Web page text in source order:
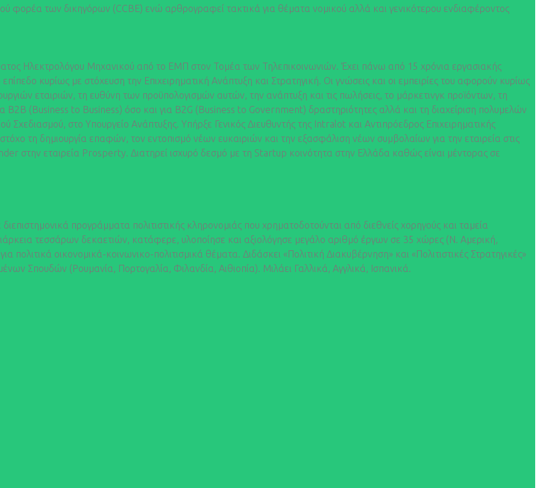
φορέα των δικηγόρων (CCBE) ενώ αρθρογραφεί τακτικά για θέματα νομικού αλλά και γενικότερου ενδιαφέροντος
Ηλεκτρολόγου Μηχανικού από το ΕΜΠ στον Τομέα των Τηλεπικοινωνιών. Έχει πάνω από 15 χρόνια εργασιακής
κυρίως με στόχευση την Επιχειρηματική Ανάπτυξη και Στρατηγική. Οι γνώσεις και οι εμπειρίες του αφορούν κυρίως
εταιριών, τη ευθύνη των προϋπολογισμών αυτών, την ανάπτυξη και τις πωλήσεις, το μάρκετινγκ προϊόντων, τη
(Business to Business) όσο και για B2G (Business to Government) δραστηριότητες αλλά και τη διαχείριση πολυμελών
στο Υπουργείο Ανάπτυξης. Υπήρξε Γενικός Διευθυντής της Intralot και Αντιπρόεδρος Επιχειρηματικής
τη δημιουργία επαφών, τον εντοπισμό νέων ευκαιριών και την εξασφάλιση νέων συμβολαίων για την εταιρεία στις
στην εταιρεία Prosperty. Διατηρεί ισχυρό δεσμό με τη Startup κοινότητα στην Ελλάδα καθώς είναι μέντορας σε
προγράμματα πολιτιστικής κληρονομιάς που χρηματοδοτούνται από διεθνείς χορηγούς και ταμεία
τεσσάρων δεκαετιών, κατάφερε, υλοποίησε και αξιολόγησε μεγάλο αριθμό έργων σε 35 χώρες (Ν. Αμερική,
οικονομικά-κοινωνικο-πολιτισμικά θέματα. Διδάσκει «Πολιτική Διακυβέρνηση» και «Πολιτιστικές Στρατηγικές»
Σπουδών (Ρουμανία, Πορτογαλία, Φιλανδία, Αιθιοπία). Μιλάει Γαλλικά, Αγγλικά, Ισπανικά.